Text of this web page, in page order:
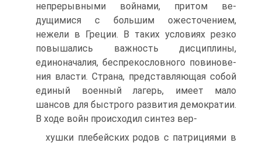
непрерывными войнами, притом ве­
дущимися с большим ожесточением,
нежели в Греции. В таких условиях резко
повышались важность дисциплины,
единоначалия, беспрекословного повинове­
ния власти. Страна, представляющая собой
единый военный лагерь, имеет мало
шансов для быстрого развития демократии.
В ходе войн происходил синтез вер-
хушки плебейских родов с патрициями в